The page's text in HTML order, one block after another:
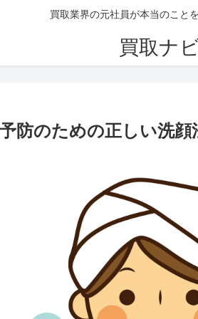
買取業界の元社員が本当のこと
買取ナ
防のための正しい洗顔